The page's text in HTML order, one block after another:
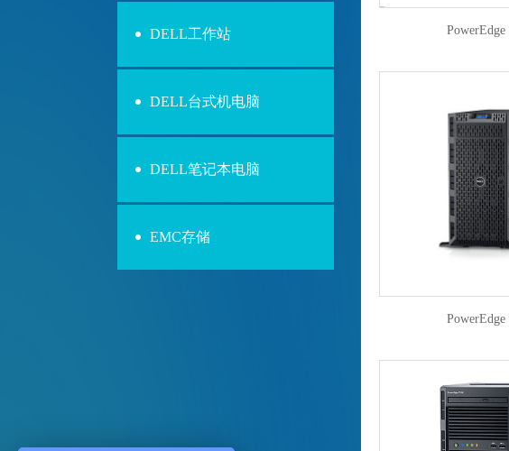
DELL工作站
DELL台式机电脑
DELL笔记本电脑
EMC存储
PowerEdge